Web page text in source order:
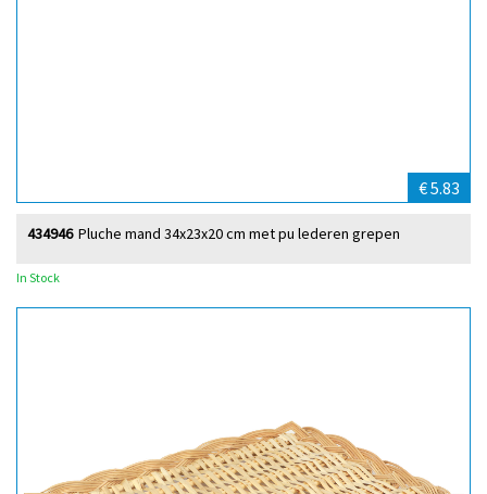
€ 5.83
Pluche mand 34x23x20 cm met pu lederen grepen
434946
In Stock